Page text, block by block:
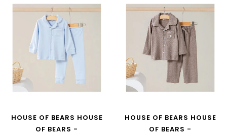
HOUSE OF BEARS HOUSE
OF BEARS -
HOUSE OF BEARS HOUSE
OF BEARS -